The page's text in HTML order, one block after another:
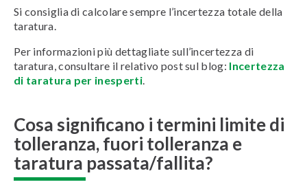
Si consiglia di calcolare sempre l’incertezza totale della
taratura.
Per informazioni più dettagliate sull’incertezza di
taratura, consultare il relativo post sul blog: Incertezza
di taratura per inesperti
Cosa significano i termini limite di
tolleranza, fuori tolleranza e
taratura passata/fallita?